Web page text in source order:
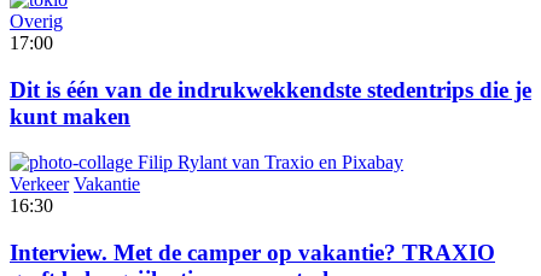
Overig
17:00
Dit is één van de indrukwekkendste stedentrips die je
kunt maken
Verkeer Vakantie
16:30
Interview. Met de camper op vakantie? TRAXIO